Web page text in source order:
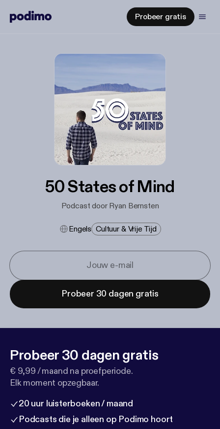
Probeer gratis
50 States of Mind
Podcast door Ryan Bernsten
Engels Cultuur & Vrije Tijd
Probeer 30 dagen gratis
Probeer 30 dagen gratis
€ 9,99 / maand na proefperiode.
Elk moment opzegbaar.
20 uur luisterboeken / maand
Podcasts die je alleen op Podimo hoort